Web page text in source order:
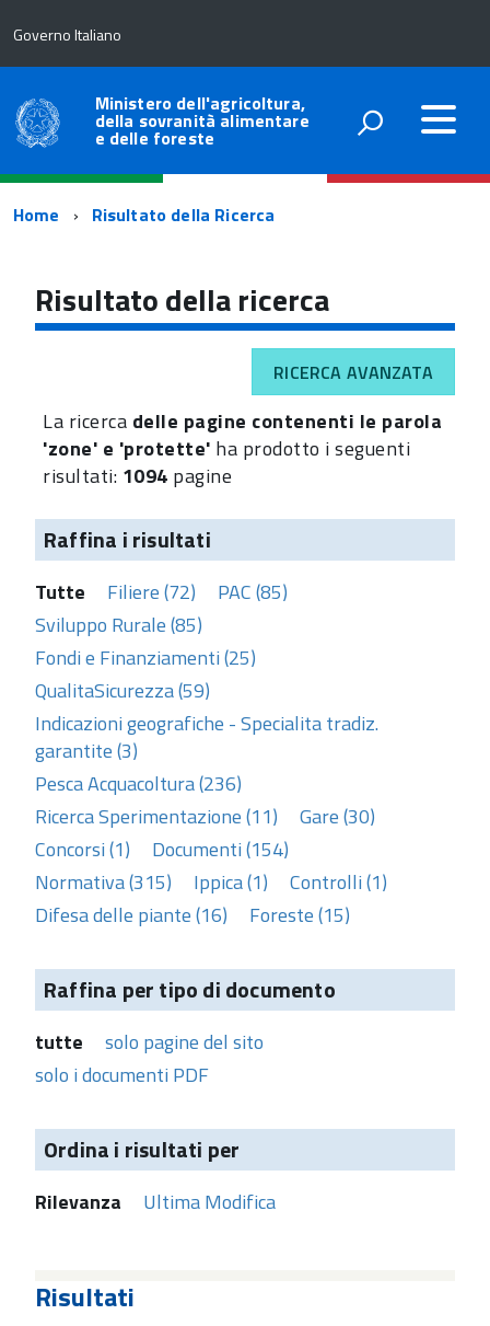
Governo Italiano
Ministero dell'agricoltura,
della sovranità alimentare
e delle foreste
Percorso
navigazione
Home Risultato della Ricerca
Risultato della ricerca
RICERCA AVANZATA
La ricerca delle pagine contenenti le parola
'zone' e 'protette' ha prodotto i seguenti
risultati: 1094 pagine
Raffina i risultati
Tutte Filiere (72)
PAC (85)
Sviluppo Rurale (85)
Fondi e Finanziamenti (25)
QualitaSicurezza (59)
Indicazioni geografiche - Specialita tradiz.
garantite (3)
Pesca Acquacoltura (236)
Ricerca Sperimentazione (11)
Gare (30)
Concorsi (1)
Documenti (154)
Normativa (315)
Ippica (1)
Controlli (1)
Difesa delle piante (16)
Foreste (15)
Raffina per tipo di documento
tutte
solo pagine del sito
solo i documenti PDF
Ordina i risultati per
Rilevanza Ultima Modifica
Risultati